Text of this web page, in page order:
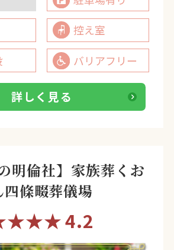
控え室
バリアフリー
詳しく見る
明倫社】家族葬くお
四條畷葬儀場
4.2